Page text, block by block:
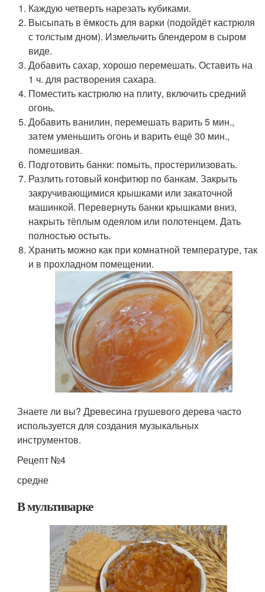
Каждую четверть нарезать кубиками.
Высыпать в ёмкость для варки (подойдёт кастрюля
с толстым дном). Измельчить блендером в сыром
виде.
Добавить сахар, хорошо перемешать. Оставить на
1 ч. для растворения сахара.
Поместить кастрюлю на плиту, включить средний
огонь.
Добавить ванилин, перемешать варить 5 мин.,
затем уменьшить огонь и варить ещё 30 мин.,
помешивая.
Подготовить банки: помыть, простерилизовать.
Разлить готовый конфитюр по банкам. Закрыть
закручивающимися крышками или закаточной
машинкой. Перевернуть банки крышками вниз,
накрыть тёплым одеялом или полотенцем. Дать
полностью остыть.
Хранить можно как при комнатной температуре, так
и в прохладном помещении.
Знаете ли вы? Древесина грушевого дерева часто
используется для создания музыкальных
инструментов.
Рецепт №4
средне
В мультиварке